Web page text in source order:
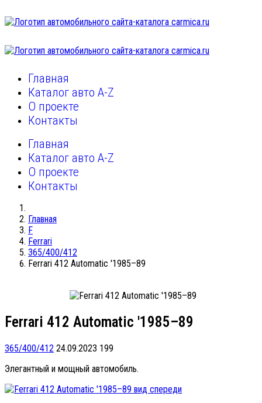
Главная
Каталог авто A-Z
О проекте
Контакты
Главная
Каталог авто A-Z
О проекте
Контакты
Главная
F
Ferrari
365/400/412
Ferrari 412 Automatic '1985–89
Ferrari 412 Automatic '1985–89
365/400/412 24.09.2023 199
Элегантный и мощный автомобиль.